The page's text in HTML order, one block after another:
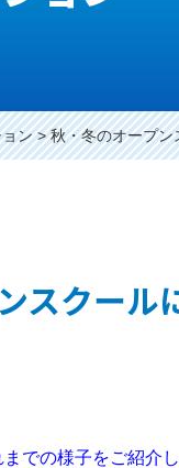
ン 秋・冬のオープ
スクー
での様子をご紹介し